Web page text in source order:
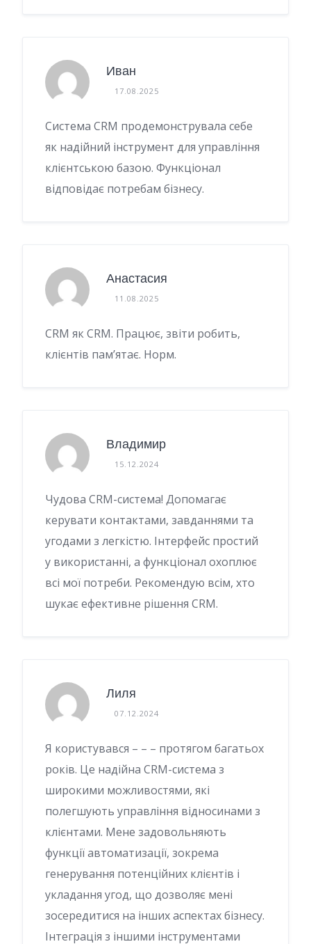
Иван
17.08.2025
Система CRM продемонструвала себе
як надійний інструмент для управління
клієнтською базою. Функціонал
відповідає потребам бізнесу.
Анастасия
11.08.2025
CRM як CRM. Працює, звіти робить,
клієнтів пам’ятає. Норм.
Владимир
15.12.2024
Чудова CRM-система! Допомагає
керувати контактами, завданнями та
угодами з легкістю. Інтерфейс простий
у використанні, а функціонал охоплює
всі мої потреби. Рекомендую всім, хто
шукає ефективне рішення CRM.
Лиля
07.12.2024
Я користувався – – – протягом багатьох
років. Це надійна CRM-система з
широкими можливостями, які
полегшують управління відносинами з
клієнтами. Мене задовольняють
функції автоматизації, зокрема
генерування потенційних клієнтів і
укладання угод, що дозволяє мені
зосередитися на інших аспектах бізнесу.
Інтеграція з іншими інструментами